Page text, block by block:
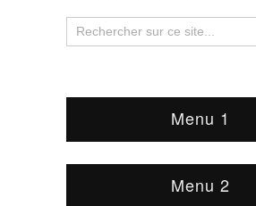
Menu 1
Menu 2